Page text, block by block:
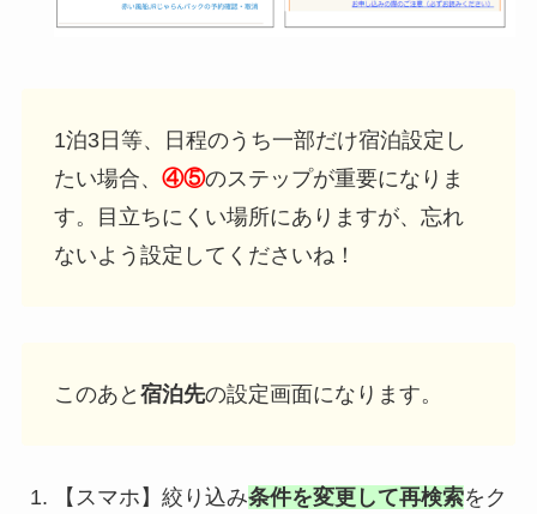
1泊3日等、日程のうち一部だけ宿泊設定し
たい場合、 ④⑤のステップが重要になりま
す。目立ちにくい場所にありますが、忘れ
ないよう設定してくださいね！
このあと 宿泊先の設定画面になります。
【スマホ】絞り込み条件を変更して再検索をク